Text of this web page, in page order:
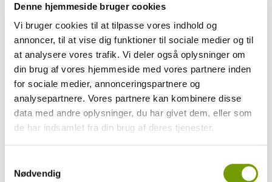
Denne hjemmeside bruger cookies
Vi bruger cookies til at tilpasse vores indhold og
annoncer, til at vise dig funktioner til sociale medier og til
at analysere vores trafik. Vi deler også oplysninger om
din brug af vores hjemmeside med vores partnere inden
for sociale medier, annonceringspartnere og
analysepartnere. Vores partnere kan kombinere disse
data med andre oplysninger, du har givet dem, eller som
de har indsamlet fra din brug af deres tjenester.
Nødvendig